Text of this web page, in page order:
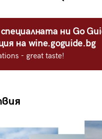
ни Go
на wine.goguide.bg
- great taste!